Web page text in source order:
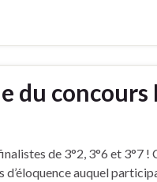
du concours
de 3°2, 3°6 et 3°7 !
d’éloquence auquel